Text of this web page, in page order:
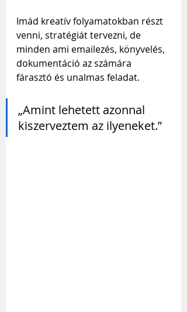
Imád kreatív folyamatokban részt
venni, stratégiát tervezni, de
minden ami emailezés, könyvelés,
dokumentáció az számára
fárasztó és unalmas feladat.
„Amint lehetett azonnal
kiszerveztem az ilyeneket.”